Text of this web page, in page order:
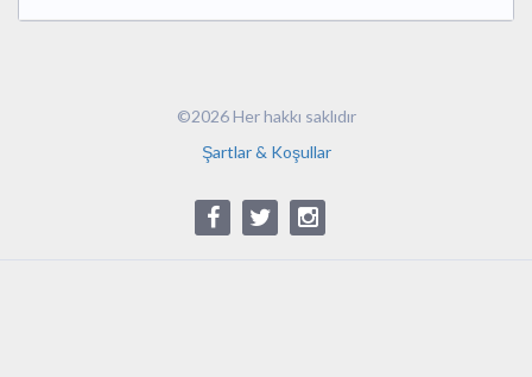
©2026 Her hakkı saklıdır
Şartlar & Koşullar